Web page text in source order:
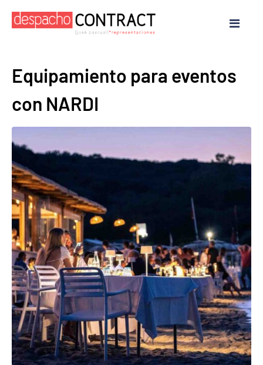
Equipamiento para eventos
con NARDI